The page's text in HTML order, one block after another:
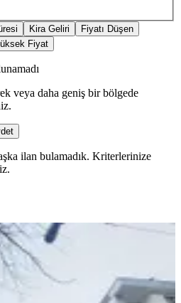
Kira Geliri
Fiyatı Düşen
Fiyat
veya daha geniş bir bölgede
ilan bulamadık. Kriterlerinize
2+1 Satılık
Mahallesi